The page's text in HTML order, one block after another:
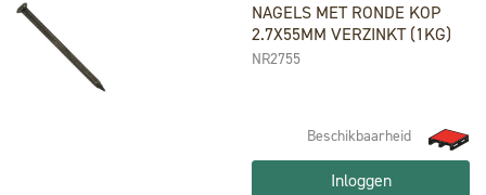
NAGELS MET RONDE KOP
2.7X55MM VERZINKT (1KG)
NR2755
Beschikbaarheid
Inloggen